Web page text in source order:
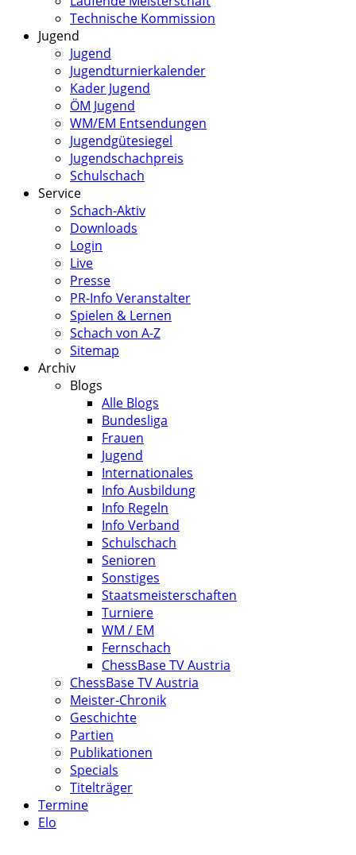
Technische Kommission
Jugend
Jugend
Jugendturnierkalender
Kader Jugend
ÖM Jugend
WM/EM Entsendungen
Jugendgütesiegel
Jugendschachpreis
Schulschach
Service
Schach-Aktiv
Downloads
Login
Live
Presse
PR-Info Veranstalter
Spielen & Lernen
Schach von A-Z
Sitemap
Archiv
Blogs
Alle Blogs
Bundesliga
Frauen
Jugend
Internationales
Info Ausbildung
Info Regeln
Info Verband
Schulschach
Senioren
Sonstiges
Staatsmeisterschaften
Turniere
WM / EM
Fernschach
ChessBase TV Austria
ChessBase TV Austria
Meister-Chronik
Geschichte
Partien
Publikationen
Specials
Titelträger
Termine
Elo